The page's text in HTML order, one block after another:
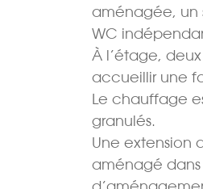
aménagée, un
WC
À l’étage,
accueillir une
Le chauffage
granulés.
Une extension
aménagé